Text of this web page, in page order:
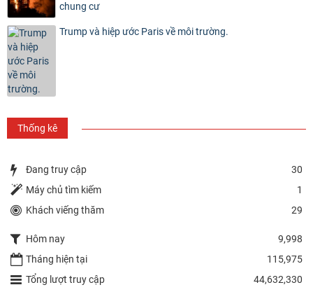
chung cư
Trump và hiệp ước Paris về môi trường.
Thống kê
Đang truy cập
30
Máy chủ tìm kiếm
1
Khách viếng thăm
29
Hôm nay
9,998
Tháng hiện tại
115,975
Tổng lượt truy cập
44,632,330